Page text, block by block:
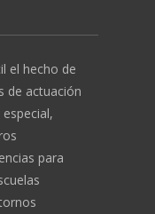
el hecho de
de actuación
para